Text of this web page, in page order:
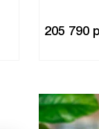
205 790